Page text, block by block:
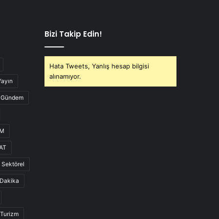
Gündem
Sektörel
Turizm
Bizi Takip Edin!
Hata Tweets, Yanlış hesap bilgisi
alınamıyor.